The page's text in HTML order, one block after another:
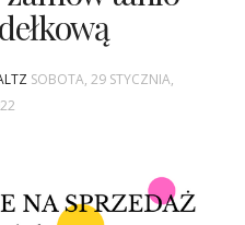
SOBOTA, 29 STYCZNIA,